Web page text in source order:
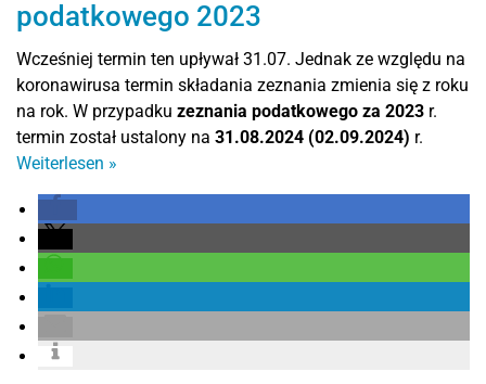
podatkowego 2023
Wcześniej termin ten upływał 31.07. Jednak ze względu na
koronawirusa termin składania zeznania zmienia się z roku
na rok. W przypadku zeznania podatkowego za 2023 r.
termin został ustalony na 31.08.2024 (02.09.2024) r.
Weiterlesen »